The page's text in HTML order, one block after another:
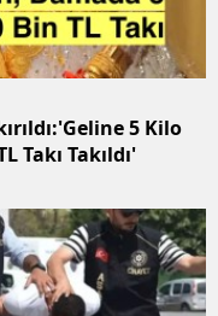
5 Kilo
Takı Takıldı'